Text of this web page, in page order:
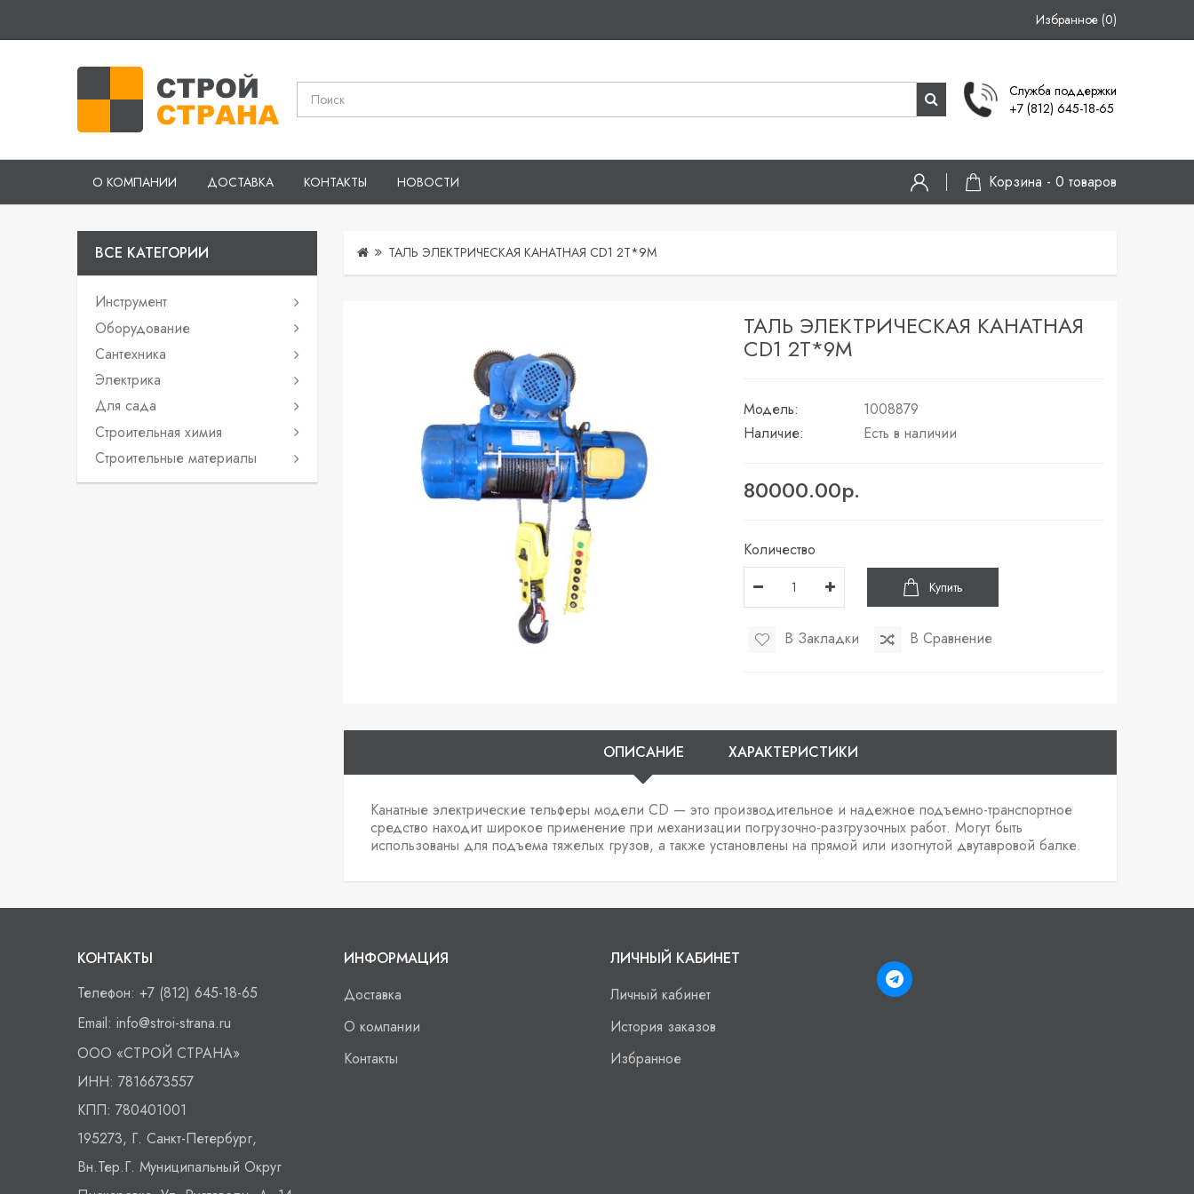
Избранное (0)
Служба поддержки
+7 (812) 645-18-65
О КОМПАНИИ ДОСТАВКА КОНТАКТЫ НОВОСТИ Корзина - 0 товаров
ВСЕ КАТЕГОРИИ
Инструмент
Оборудование
Сантехника
Электрика
Для сада
Строительная химия
Строительные материалы
ТАЛЬ ЭЛЕКТРИЧЕСКАЯ КАНАТНАЯ CD1 2Т*9М
ТАЛЬ ЭЛЕКТРИЧЕСКАЯ КАНАТНАЯ
CD1 2Т*9М
Модель:
1008879
Наличие:
Есть в наличии
80000.00р.
Количество
Купить
В Закладки В Сравнение
ОПИСАНИЕ ХАРАКТЕРИСТИКИ
Канатные электрические тельферы модели CD — это производительное и надежное подъемно-транспортное
средство находит широкое применение при механизации погрузочно-разгрузочных работ. Могут быть
использованы для подъема тяжелых грузов, а также установлены на прямой или изогнутой двутавровой балке.
КОНТАКТЫ
Телефон: +7 (812) 645-18-65
Email: info@stroi-strana.ru
ООО «СТРОЙ СТРАНА»
ИНН: 7816673557
КПП: 780401001
195273, Г. Санкт-Петербург,
Вн.тер.г. Муниципальный Округ
ИНФОРМАЦИЯ
Доставка
О компании
Контакты
ЛИЧНЫЙ КАБИНЕТ
Личный кабинет
История заказов
Избранное